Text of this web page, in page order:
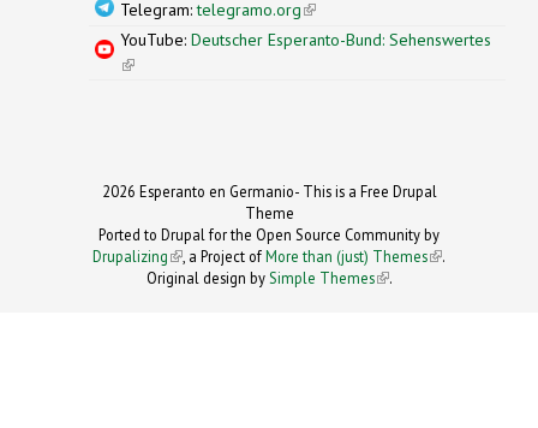
Telegram:telegramo.org(link is external)
YouTube: Deutscher Esperanto-Bund: Sehenswertes
(link is external)
2026 Esperanto en Germanio- This is a Free Drupal
Theme
Ported to Drupal for the Open Source Community by
Drupalizing(link is external)
, a Project ofMore than (just) Themes (link is
.
Original design by Simple Themes
(link is
.